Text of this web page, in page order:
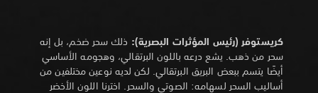
كريستوفر (رئيس المؤثرات البصرية): ذلك سحر ضخم، بل إنه
سحر من ذهب. يشع درعه باللون البرتقالي، وهجومه الأساسي
أيضًا يتسم ببعض البريق البرتقالي. لكن لديه نوعين مختلفين من
أساليب السحر لسهامه: الصوتي والسحر. اخترنا اللون الأخضر